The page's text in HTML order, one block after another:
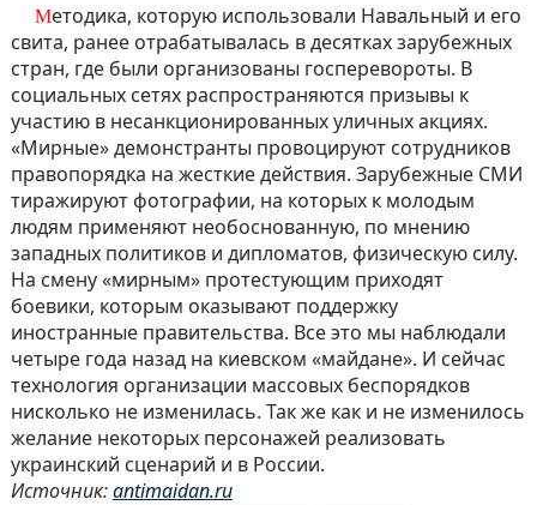
Методика, которую использовали Навальный и его
свита, ранее отрабатывалась в десятках зарубежных
стран, где были организованы госперевороты. В
социальных сетях распространяются призывы к
участию в несанкционированных уличных акциях.
«Мирные» демонстранты провоцируют сотрудников
правопорядка на жесткие действия. Зарубежные СМИ
тиражируют фотографии, на которых к молодым
людям применяют необоснованную, по мнению
западных политиков и дипломатов, физическую силу.
На смену «мирным» протестующим приходят
боевики, которым оказывают поддержку
иностранные правительства. Все это мы наблюдали
четыре года назад на киевском «майдане». И сейчас
технология организации массовых беспорядков
нисколько не изменилась. Так же как и не изменилось
желание некоторых персонажей реализовать
украинский сценарий и в России.
Источник:antimaidan.ru